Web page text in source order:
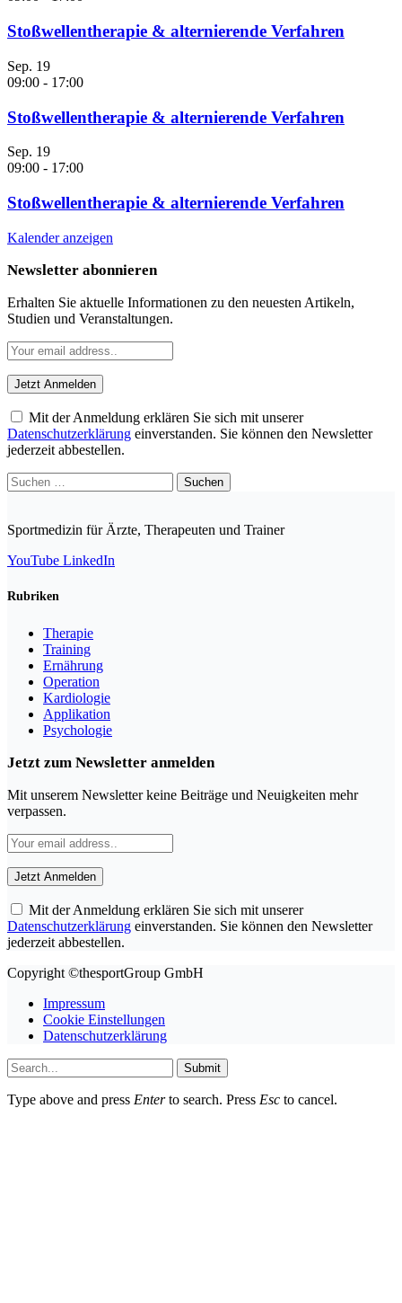
Stoßwellentherapie & alternierende Verfahren
Sep. 19
09:00 - 17:00
Stoßwellentherapie & alternierende Verfahren
Sep. 19
09:00 - 17:00
Stoßwellentherapie & alternierende Verfahren
Kalender anzeigen
Newsletter abonnieren
Erhalten Sie aktuelle Informationen zu den neuesten Artikeln,
Studien und Veranstaltungen.
Mit der Anmeldung erklären Sie sich mit unserer
Datenschutzerklärung einverstanden. Sie können den Newsletter
jederzeit abbestellen.
Suchen
nach:
Sportmedizin für Ärzte, Therapeuten und Trainer
YouTube LinkedIn
Rubriken
Therapie
Training
Ernährung
Operation
Kardiologie
Applikation
Psychologie
Jetzt zum Newsletter anmelden
Mit unserem Newsletter keine Beiträge und Neuigkeiten mehr
verpassen.
Mit der Anmeldung erklären Sie sich mit unserer
Datenschutzerklärung einverstanden. Sie können den Newsletter
jederzeit abbestellen.
Copyright ©thesportGroup GmbH
Impressum
Cookie Einstellungen
Datenschutzerklärung
Submit
Type above and press Enterto search. Press Esc to cancel.